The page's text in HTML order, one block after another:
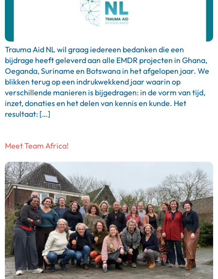
Trauma Aid NL wil graag iedereen bedanken die een
bijdrage heeft geleverd aan alle EMDR projecten in Ghana,
Oeganda, Suriname en Botswana in het afgelopen jaar. We
blikken terug op een indrukwekkend jaar waarin op
verschillende manieren is bijgedragen: in de vorm van tijd,
inzet, donaties en het delen van kennis en kunde. Het
resultaat: […]
Meet Team Africa!